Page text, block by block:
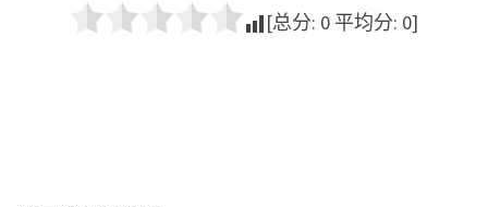
[总分: 0 平均分: 0]